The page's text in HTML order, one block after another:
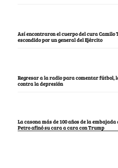
Así encontraron el cuerpo del cura Camilo
escondido por un general del Ejército
Regresar a la radio para comentar fútbol,
contra la depresión
La casona más de 100 años de la
Petro afinó su cara a cara con Trump